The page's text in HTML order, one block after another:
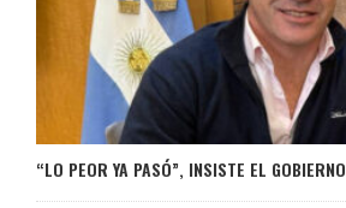
“LO PEOR YA PASÓ”, INSISTE EL GOBIERNO